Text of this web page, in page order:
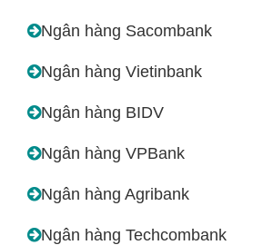
Ngân hàng Sacombank
Ngân hàng Vietinbank
Ngân hàng BIDV
Ngân hàng VPBank
Ngân hàng Agribank
Ngân hàng Techcombank